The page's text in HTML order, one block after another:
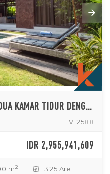
VILA HAK MILIK TEPI LAUT DUA KAMAR TIDUR DENGAN KEUNTUNGAN INVESTASI LUAR BIASA DI BALI UTARA
VL2588
IDR 2,955,941,609
m2 3.25 Are